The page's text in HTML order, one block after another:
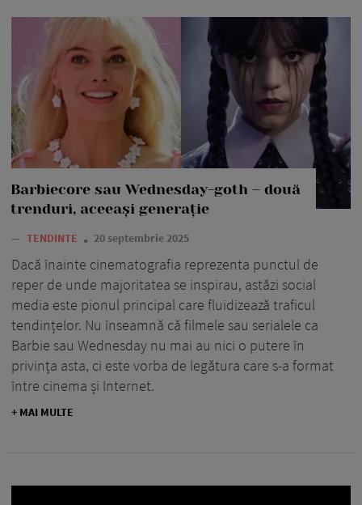
Barbiecore sau Wednesday-goth – două
trenduri, aceeași generație
— TENDINTE 20 septembrie 2025
Dacă înainte cinematografia reprezenta punctul de
reper de unde majoritatea se inspirau, astăzi social
media este pionul principal care fluidizează traficul
tendințelor. Nu înseamnă că filmele sau serialele ca
Barbie sau Wednesday nu mai au nici o putere în
privința asta, ci este vorba de legătura care s-a format
între cinema și Internet.
+ MAI MULTE